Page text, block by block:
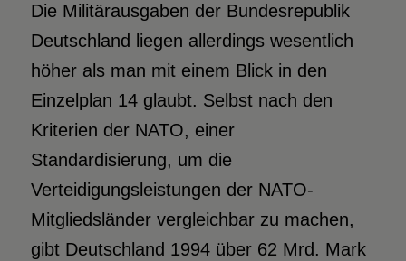
Die Militärausgaben der Bundesrepublik
Deutschland liegen allerdings wesentlich
höher als man mit einem Blick in den
Einzelplan 14 glaubt. Selbst nach den
Kriterien der NATO, einer
Standardisierung, um die
Verteidigungsleistungen der NATO-
Mitgliedsländer vergleichbar zu machen,
gibt Deutschland 1994 über 62 Mrd. Mark